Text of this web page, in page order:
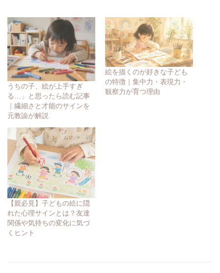
うちの子、絵が上手すぎ
る…」と思ったら読む記事
｜繊細さと才能のサインを
元教諭が解説
絵を描くのが好きな子ども
の特徴｜集中力・表現力・
観察力が育つ理由
【親必見】子どもの絵に隠
れた心理サインとは？友達
関係や気持ちの変化に気づ
くヒント